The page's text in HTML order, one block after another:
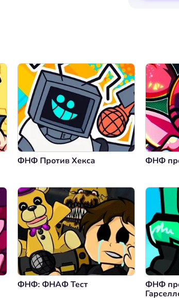
ФНФ Против Хекса ФНФ
ФНФ: ФНАФ Тест
ФНФ